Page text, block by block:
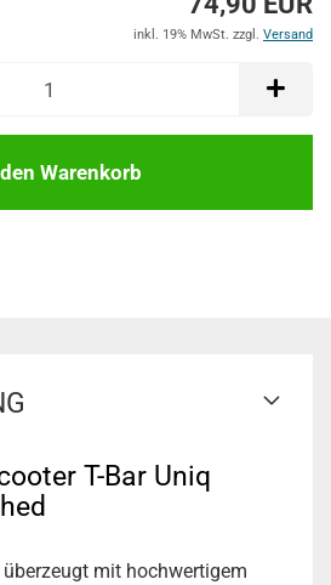
inkl. 19% MwSt. zzgl. Versand
Warenkorb
T-Bar Uniq
überzeugt mit hochwertigem